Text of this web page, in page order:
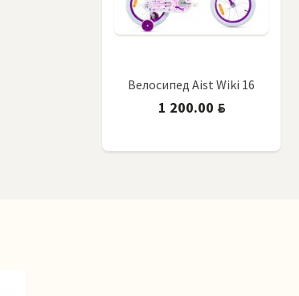
Велосипед Aist Wiki 16
1 200.00 BYN